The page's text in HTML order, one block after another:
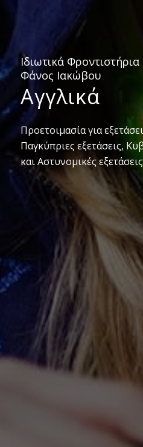
Ιδιωτικά Φροντιστήρια
Φάνος Ιακώβου
Αγγλικά
Προετοιμασία για
Παγκύπριες εξετάσεις,
και Αστυνομικές εξετάσεις